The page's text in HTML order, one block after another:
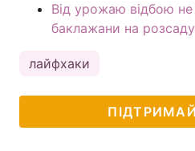
Від урожаю відбою не
баклажани на розсаду
лайфхаки